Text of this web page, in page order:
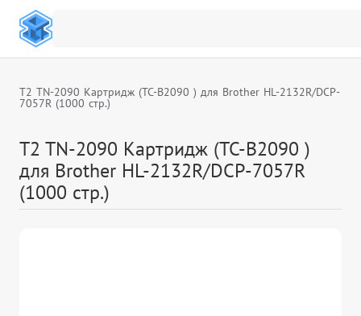
T2 TN-2090 Картридж (TC-B2090 ) для Brother HL-2132R/DCP-
7057R (1000 стр.)
T2 TN-2090 Картридж (TC-B2090 )
для Brother HL-2132R/DCP-7057R
(1000 стр.)